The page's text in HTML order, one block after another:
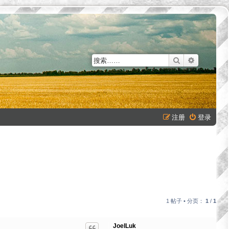
搜索
登录
注册
1 帖子 • 分页： 1 / 1
JoelLuk